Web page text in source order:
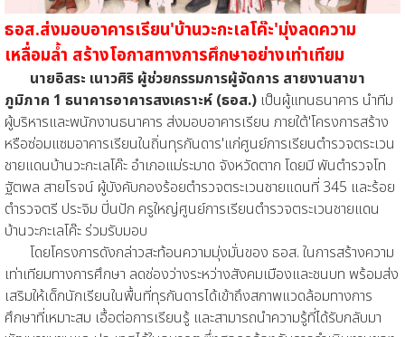
ธอส.ส่งมอบอาคารเรียน'บ้านวะกะเลโค๊ะ'มุ่งลดความ
เหลื่อมล้ำ สร้างโอกาสทางการศึกษาอย่างเท่าเทียม
นายอิสระ เนาวศิริ ผู้ช่วยกรรมการผู้จัดการ สายงานสาขา
ภูมิภาค 1 ธนาคารอาคารสงเคราะห์ (ธอส.) เป็นผู้แทนธนาคาร นำทีม
ผู้บริหารและพนักงานธนาคาร ส่งมอบอาคารเรียน ภายใต้'โครงการสร้าง
หรือซ่อมแซมอาคารเรียนในถิ่นทุรกันดาร'แก่ศูนย์การเรียนตำรวจตระเวน
ชายแดนบ้านวะกะเลโค๊ะ อำเภอแม่ระมาด จังหวัดตาก โดยมี พันตำรวจโท
ฐัตพล สายโรจน์ ผู้บังคับกองร้อยตำรวจตระเวนชายแดนที่ 345 และร้อย
ตำรวจตรี ประจิม ปิ่นปัก ครูใหญ่ศูนย์การเรียนตำรวจตระเวนชายแดน
บ้านวะกะเลโค๊ะ ร่วมรับมอบ
โดยโครงการดังกล่าวสะท้อนความมุ่งมั่นของ ธอส. ในการสร้างความ
เท่าเทียมทางการศึกษา ลดช่องว่างระหว่างสังคมเมืองและชนบท พร้อมส่ง
เสริมให้เด็กนักเรียนในพื้นที่ทุรกันดารได้เข้าถึงสภาพแวดล้อมทางการ
ศึกษาที่เหมาะสม เอื้อต่อการเรียนรู้ และสามารถนำความรู้ที่ได้รับกลับมา